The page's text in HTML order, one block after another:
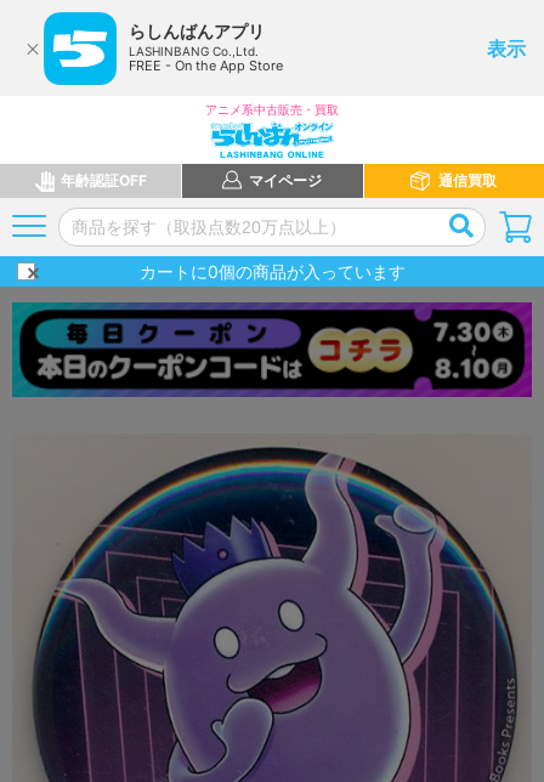
らしんばんアプリ
LASHINBANG Co.,Ltd.
FREE - On the App Store
表示
アニメ系中古販売・買取
年齢認証OFF マイページ 通信買取
カートに0個の商品が入っています